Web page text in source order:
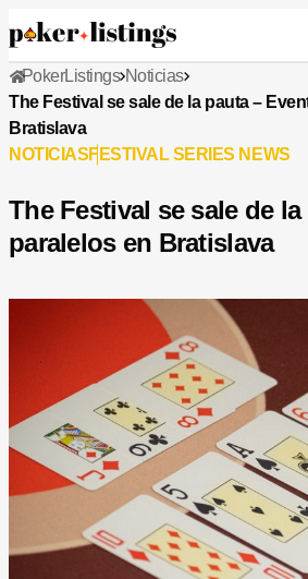
PokerListings Noticias
The Festival se sale de la pauta –
Bratislava
NOTICIASFESTIVAL SERIES NEWS
The Festival se sale de
paralelos en Bratislava